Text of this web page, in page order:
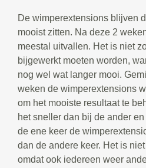
De wimperextensions blijven
mooist zitten. Na deze 2
meestal uitvallen. Het is niet
bijgewerkt moeten worden,
nog wel wat langer mooi.
weken de wimperextensions
om het mooiste resultaat te
het sneller dan bij de ander
de ene keer de
dan de andere keer. Het is
omdat ook iedereen weer